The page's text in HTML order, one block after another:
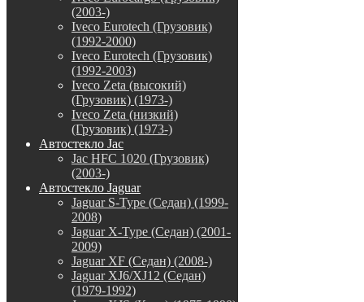
(2003-)
Iveco Eurotech (Грузовик)
(1992-2000)
Iveco Eurotech (Грузовик)
(1992-2003)
Iveco Zeta (высокий)
(Грузовик) (1973-)
Iveco Zeta (низкий)
(Грузовик) (1973-)
Автостекло Jac
Jac HFC 1020 (Грузовик)
(2003-)
Автостекло Jaguar
Jaguar S-Type (Седан) (1999-
2008)
Jaguar X-Type (Седан) (2001-
2009)
Jaguar XF (Седан) (2008-)
Jaguar XJ6/XJ12 (Седан)
(1979-1992)